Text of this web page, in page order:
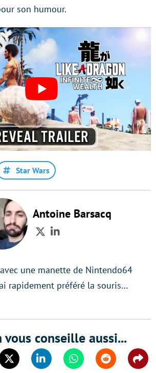
son humour.
Star Wars
Antoine Barsacq
TwitterLinkedIn
une manette de Nintendo64
rapidement préféré la souris…
vous conseille aussi...
Twitter Linkedin WhatsappReddit